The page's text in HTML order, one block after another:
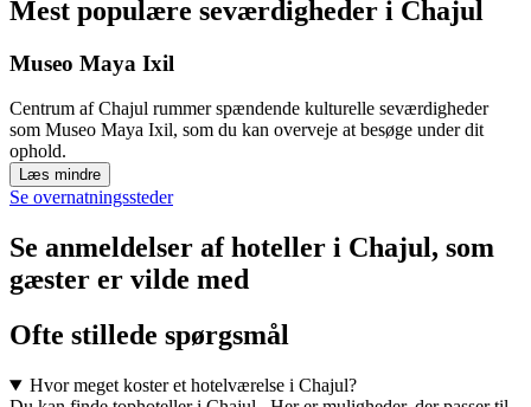
Mest populære seværdigheder i Chajul
Museo Maya Ixil
Centrum af Chajul rummer spændende kulturelle seværdigheder
som Museo Maya Ixil, som du kan overveje at besøge under dit
ophold.
Læs mindre
Se overnatningssteder
Se anmeldelser af hoteller i Chajul, som
gæster er vilde med
Ofte stillede spørgsmål
Hvor meget koster et hotelværelse i Chajul?